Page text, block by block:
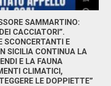
SAMMARTINO:
CACCIATORI”.
SCONCERTANTI E
SICILIA CONTINUA LA
E LA FAUNA
CLIMATICI,
LE DOPPIETTE”